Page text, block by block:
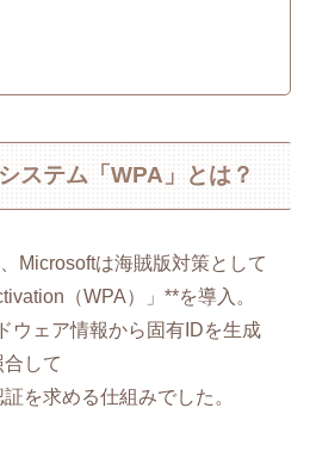
ステム「WPA」とは？
Microsoftは海賊版対策として
（WPA）」**を導入。
ウェア情報から固有IDを生成
して
を求める仕組みでした。